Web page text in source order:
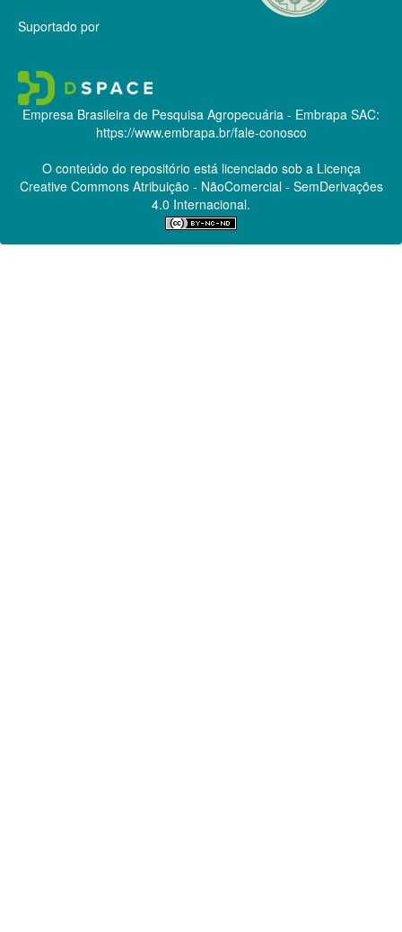
Suportado por
Empresa Brasileira de Pesquisa Agropecuária - Embrapa SAC:
https://www.embrapa.br/fale-conosco
O conteúdo do repositório está licenciado sob a Licença
Creative CommonsAtribuição - NãoComercial - SemDerivações
4.0 Internacional.